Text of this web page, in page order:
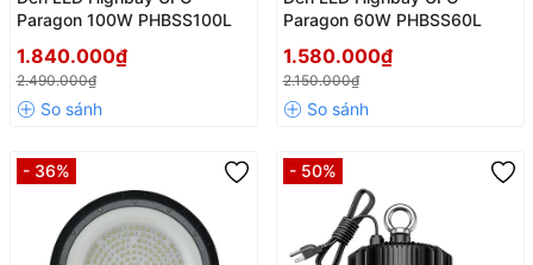
Paragon 100W PHBSS100L
1.840.000₫
2.490.000₫
Paragon 60W PHBSS60L
1.580.000₫
2.150.000₫
- 36% - 50%